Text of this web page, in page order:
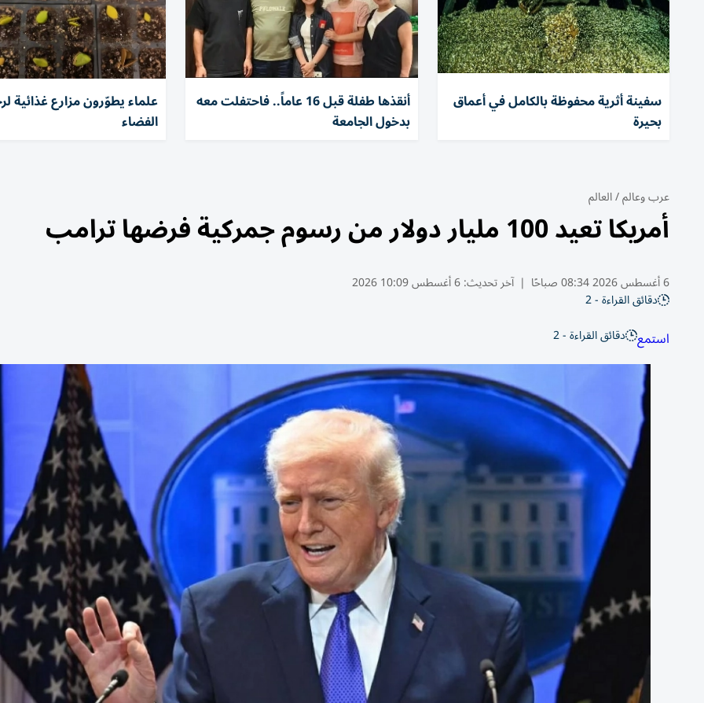
سفينة أثرية محفوظة بالكامل في أعماق
بحيرة
أنقذها طفلة قبل 16 عاماً.. فاحتفلت معه
بدخول الجامعة
علماء يطوّرون مزارع غذائية
الفضاء
عرب وعالم/العالم
أمريكا تعيد 100 مليار دولار من رسوم جمركية فرضها ترامب
6 أغسطس 2026 08:34 صباحًا | آخر تحديث:6 أغسطس 10:09 2026
دقائق القراءة - 2
استمع دقائق القراءة - 2